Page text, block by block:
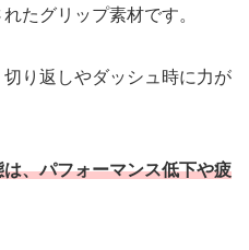
たグリップ素材です。
り返しやダッシュ時に力が
、パフォーマンス低下や疲